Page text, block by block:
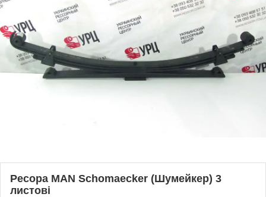
Ресора MAN Schomaecker (Шумейкер) 3
листові